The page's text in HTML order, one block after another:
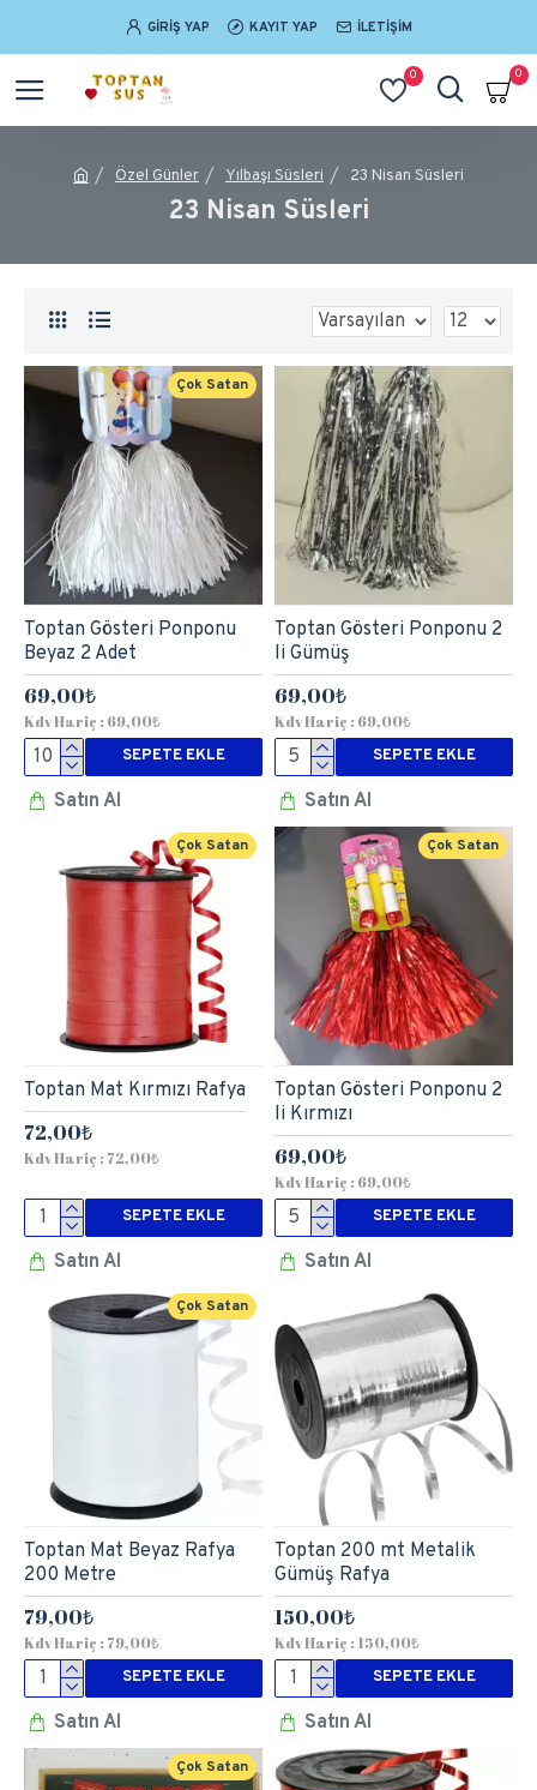
GIRIŞ YAP KAYIT YAP İLETIŞIM
0 0
Özel Günler Yılbaşı Süsleri 23 Nisan Süsleri
23 Nisan Süsleri
Çok Satan
Toptan Gösteri Ponponu
Beyaz 2 Adet
69,00₺
Kdv Hariç : 69,00₺
SEPETE EKLE
Satın Al
Toptan Gösteri Ponponu 2
li Gümüş
69,00₺
Kdv Hariç : 69,00₺
SEPETE EKLE
Satın Al
Çok Satan
Toptan Mat Kırmızı Rafya
72,00₺
Kdv Hariç : 72,00₺
SEPETE EKLE
Satın Al
Çok Satan
Toptan Gösteri Ponponu 2
li Kırmızı
69,00₺
Kdv Hariç : 69,00₺
SEPETE EKLE
Satın Al
Çok Satan
Toptan Mat Beyaz Rafya
200 Metre
79,00₺
Kdv Hariç : 79,00₺
SEPETE EKLE
Satın Al
Toptan 200 mt Metalik
Gümüş Rafya
150,00₺
Kdv Hariç : 150,00₺
SEPETE EKLE
Satın Al
Çok Satan